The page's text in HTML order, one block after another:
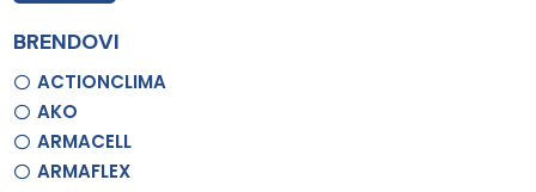
BRENDOVI
ACTIONCLIMA
AKO
ARMACELL
ARMAFLEX